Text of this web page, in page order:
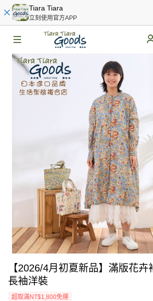
Tiara Tiara
立刻使用官方APP
【2026/4月初夏新品】滿版花卉
長袖洋裝
超取滿NT$1,800免運